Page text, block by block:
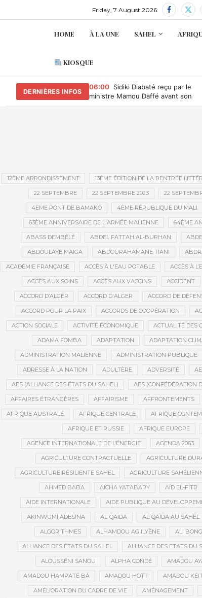
Friday, 7 August 2026
HOME À LA UNE SAHEL
KIOSQUE
DERNIÈRES INFOS
06:00 Sidiki Diabaté reçu par le
ministre Mamou Daffé avant son
12ÈME ARRONDISSEMENT 13ÈME ÉDITION DE LA RENTRÉE
22 SEPTEMBRE 22 SEPTEMBRE 2023 22
4ÈME PONT DE BAMAKO 4ÈME RÉPUBLIQUE DU MALI
63ÈME ANNIVERSAIRE DE L'ARMÉE MALIENNE 64ÈME
ABASS DEMBÉLÉ ABDEL FATTAH AL-BURHAN
ABDOULAYE MAÏGA ABDOURAHAMANE TIANI
ACADÉMIE FRANÇAISE ACCÈS À L'EAU POTABLE ACCÈS À
ACCÈS AUX SOINS ACCÈS AUX VACCINS ACCIDENT
ACCORD D’ALGER ACCORD D'ALGER ACCORD DE
ACCORD POUR LA PAIX ACCORDS DE COOPÉRATION
ACTION SOCIALE ACTIVITÉ ÉCONOMIQUE ACTUALITÉ DES
ADAMA FOMBA ADAPTATION ADAPTATION
ADMINISTRATION MALIENNE ADMINISTRATION PUBLIQUE
ADRESSE À LA NATION ADULTÈRE ADVERSITÉ
AES (ALLIANCE DES ÉTATS DU SAHEL) AES (CONFÉDÉRATION
AFFAIRES ÉTRANGÈRES AFFAIRISME AFFRONTEMENTS
AFRIQUE AUSTRALE AFRIQUE CENTRALE AFRIQUE
AFRIQUE ET RUSSIE AFRIQUE EUROPE
AGENCE INTERNATIONALE DE L’ÉNERGIE AGENDA 2063
AGRICULTURE CONTRACTUELLE AGRICULTURE
AGRICULTURE RÉSILIENTE SAHEL AGRICULTURE
AHMED BABA AÏCHA YATABARY AÏD EL-FITR
AIDE INTERNATIONALE AIDE PUBLIQUE AU
AKINWUMI ADESINA AL-QAÏDA AL-QAÏDA AU SAHEL
ALGORITHMES ALHAMDOU AG ILYÈNE ALI
ALLIANCE DES ÉTATS DU SAHEL ALLIANCE DES ETATS DU
ALOUSSÉNI SANOU ALPHA CONDÉ AMADOU
AMADOU HAMPATÉ BÂ AMADOU HOTT AMADOU
AMÉLIORATION DU CADRE DE VIE AMÉNAGEMENT